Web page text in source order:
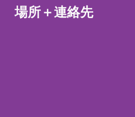
場所＋連絡先